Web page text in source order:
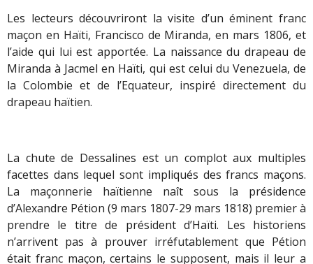
Les lecteurs découvriront la visite d’un éminent franc
maçon en Haïti, Francisco de Miranda, en mars 1806, et
l’aide qui lui est apportée. La naissance du drapeau de
Miranda à Jacmel en Haïti, qui est celui du Venezuela, de
la Colombie et de l’Equateur, inspiré directement du
drapeau haïtien.
La chute de Dessalines est un complot aux multiples
facettes dans lequel sont impliqués des francs maçons.
La maçonnerie haïtienne naît sous la présidence
d’Alexandre Pétion (9 mars 1807-29 mars 1818) premier à
prendre le titre de président d’Haïti. Les historiens
n’arrivent pas à prouver irréfutablement que Pétion
était franc maçon, certains le supposent, mais il leur a